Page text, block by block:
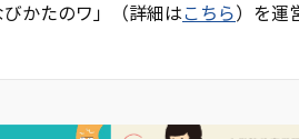
かたのワ」（詳細はこちら）を運